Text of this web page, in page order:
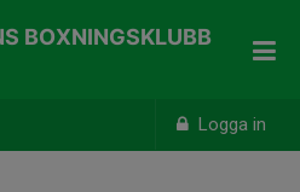
Logga in
BOXNINGSKLUBB